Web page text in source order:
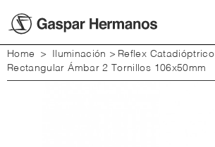
Home > Iluminación > Reflex Catadióptrico
Rectangular Ámbar 2 Tornillos 106x50mm